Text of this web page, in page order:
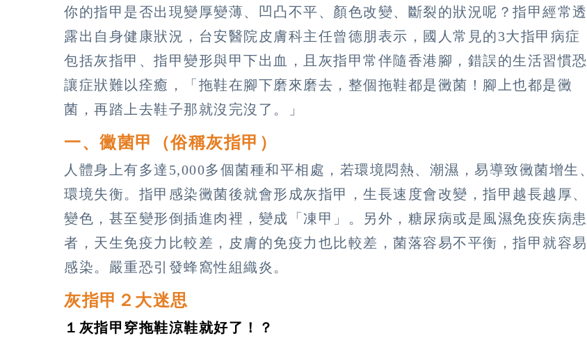
你的指甲是否出現變厚變薄、凹凸不平、顏色改變、斷裂的狀況呢？指甲經常透
露出自身健康狀況，台安醫院皮膚科主任曾德朋表示，國人常見的3大指甲病症
包括灰指甲、指甲變形與甲下出血，且灰指甲常伴隨香港腳，錯誤的生活習慣恐
讓症狀難以痊癒，「拖鞋在腳下磨來磨去，整個拖鞋都是黴菌！腳上也都是黴
菌，再踏上去鞋子那就沒完沒了。」
一、黴菌甲（俗稱灰指甲）
人體身上有多達5,000多個菌種和平相處，若環境悶熱、潮濕，易導致黴菌增生、
環境失衡。指甲感染黴菌後就會形成灰指甲，生長速度會改變，指甲越長越厚、
變色，甚至變形倒插進肉裡，變成「凍甲」。另外，糖尿病或是風濕免疫疾病患
者，天生免疫力比較差，皮膚的免疫力也比較差，菌落容易不平衡，指甲就容易
感染。嚴重恐引發蜂窩性組織炎。
灰指甲２大迷思
１灰指甲穿拖鞋涼鞋就好了！？